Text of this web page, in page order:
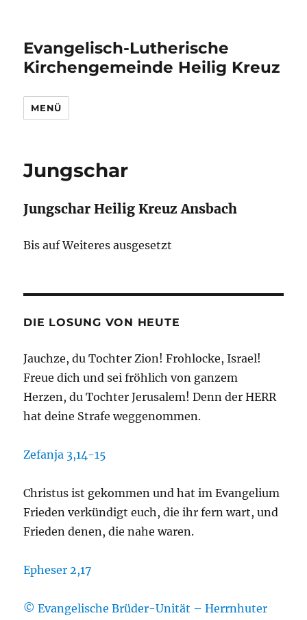
Evangelisch-Lutherische
Kirchengemeinde Heilig Kreuz
MENÜ
Jungschar
Jungschar Heilig Kreuz Ansbach
Bis auf Weiteres ausgesetzt
DIE LOSUNG VON HEUTE
Jauchze, du Tochter Zion! Frohlocke, Israel!
Freue dich und sei fröhlich von ganzem
Herzen, du Tochter Jerusalem! Denn der HERR
hat deine Strafe weggenommen.
Zefanja 3,14-15
Christus ist gekommen und hat im Evangelium
Frieden verkündigt euch, die ihr fern wart, und
Frieden denen, die nahe waren.
Epheser 2,17
© Evangelische Brüder-Unität – Herrnhuter